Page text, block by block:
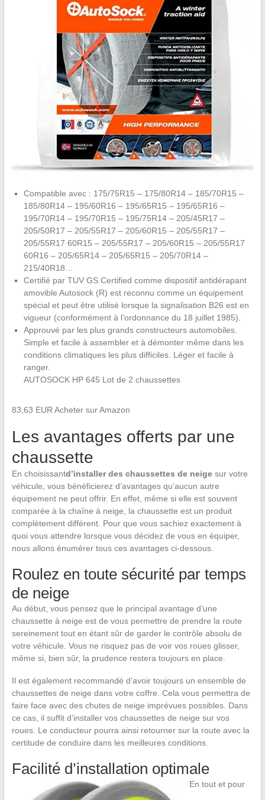
Compatible avec : 175/75R15 – 175/80R14 – 185/70R15 –
185/80R14 – 195/60R16 – 195/65R15 – 195/65R16 –
195/70R14 – 195/70R15 – 195/75R14 – 205/45R17 –
205/50R17 – 205/55R17 – 205/60R15 – 205/55R17 –
205/55R17 60R15 – 205/55R17 – 205/60R15 – 205/55R17
60R16 – 205/65R14 – 205/65R15 – 205/70R14 –
215/40R18…
Certifié par TUV GS Certified comme dispositif antidérapant
amovible Autosock (R) est reconnu comme un équipement
spécial et peut être utilisé lorsque la signalisation B26 est en
vigueur (conformément à l’ordonnance du 18 juillet 1985).
Approuvé par les plus grands constructeurs automobiles.
Simple et facile à assembler et à démonter même dans les
conditions climatiques les plus difficiles. Léger et facile à
ranger.
AUTOSOCK HP 645 Lot de 2 chaussettes
83,63 EUR Acheter sur Amazon
Les avantages offerts par une
chaussette
En choisissantd’installer des chaussettes de neigesur votre
véhicule, vous bénéficierez d’avantages qu’aucun autre
équipement ne peut offrir. En effet, même si elle est souvent
comparée à la chaîne à neige, la chaussette est un produit
complètement différent. Pour que vous sachiez exactement à
quoi vous attendre lorsque vous décidez de vous en équiper,
nous allons énumérer tous ces avantages ci-dessous.
Roulez en toute sécurité par temps
de neige
Au début, vous pensez que le principal avantage d’une
chaussette à neige est de vous permettre de prendre la route
sereinement tout en étant sûr de garder le contrôle absolu de
votre véhicule. Vous ne risquez pas de voir vos roues glisser,
même si, bien sûr, la prudence restera toujours en place.
Il est également recommandé d’avoir toujours un ensemble de
chaussettes de neige dans votre coffre. Cela vous permettra de
faire face avec des chutes de neige imprévues possibles. Dans
ce cas, il suffit d’installer vos chaussettes de neige sur vos
roues. Le conducteur pourra ainsi retourner sur la route avec la
certitude de conduire dans les meilleures conditions.
Facilité d’installation optimale
En tout et pour